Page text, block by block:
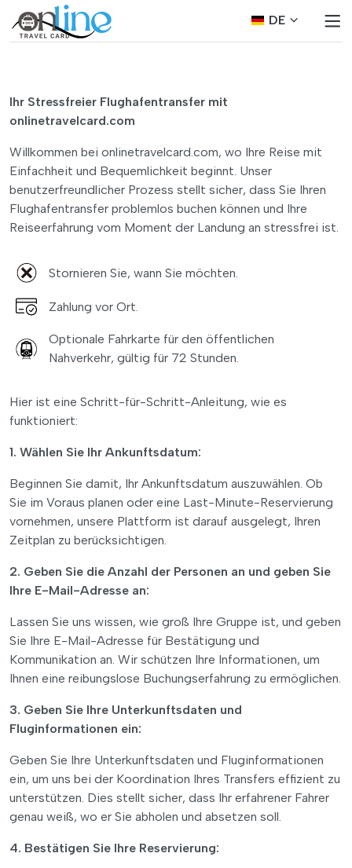
DE
Ihr Stressfreier Flughafentransfer mit
onlinetravelcard.com
Willkommen bei onlinetravelcard.com, wo Ihre Reise mit
Einfachheit und Bequemlichkeit beginnt. Unser
benutzerfreundlicher Prozess stellt sicher, dass Sie Ihren
Flughafentransfer problemlos buchen können und Ihre
Reiseerfahrung vom Moment der Landung an stressfrei ist.
Stornieren Sie, wann Sie möchten.
Zahlung vor Ort.
Optionale Fahrkarte für den öffentlichen
Nahverkehr, gültig für 72 Stunden.
Hier ist eine Schritt-für-Schritt-Anleitung, wie es
funktioniert:
1. Wählen Sie Ihr Ankunftsdatum:
Beginnen Sie damit, Ihr Ankunftsdatum auszuwählen. Ob
Sie im Voraus planen oder eine Last-Minute-Reservierung
vornehmen, unsere Plattform ist darauf ausgelegt, Ihren
Zeitplan zu berücksichtigen.
2. Geben Sie die Anzahl der Personen an und geben Sie
Ihre E-Mail-Adresse an:
Lassen Sie uns wissen, wie groß Ihre Gruppe ist, und geben
Sie Ihre E-Mail-Adresse für Bestätigung und
Kommunikation an. Wir schützen Ihre Informationen, um
Ihnen eine reibungslose Buchungserfahrung zu ermöglichen.
3. Geben Sie Ihre Unterkunftsdaten und
Fluginformationen ein:
Geben Sie Ihre Unterkunftsdaten und Fluginformationen
ein, um uns bei der Koordination Ihres Transfers effizient zu
unterstützen. Dies stellt sicher, dass Ihr erfahrener Fahrer
genau weiß, wo er Sie abholen und absetzen soll.
4. Bestätigen Sie Ihre Reservierung: